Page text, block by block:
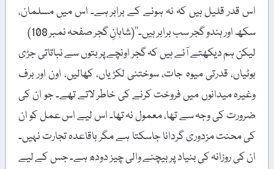
اس قدر قلیل ہیں کہ نہ ہونے کے برابر ہے۔ اس میں مسلمان،
سکھ اور ہندو گجر سب برابر ہیں۔‘‘(شاہانِ گجر صفحہ نمبر 108)
لیکن ہم دیکھتے آئے ہیں کہ گجر اونچے پربتوں سے نباتاتی جڑی
بوٹیاں، قدرتی میوہ جات، سوختنی لکڑیاں، کھالیں، اون اور برف
وغیرہ میدانوں میں فروخت کرنے کی خاطر لاتے تھے۔ جو ان کی
ضرورت کی وجہ سے تھا، معمول نہ تھا۔ اس لیے اس عمل کو ان
کی محنت مزدوری گردانا جاسکتا ہے مگر باقاعدہ تجارت نہیں۔
ان کی روزانہ کی بنیاد پر بیچنے والی چیز دودھ ہے۔ جس کے لیے